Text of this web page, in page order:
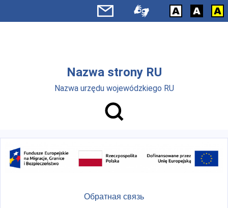
Перейти к основному содержанию
Nazwa strony RU
Nazwa urzędu wojewódzkiego RU
Обратная связь